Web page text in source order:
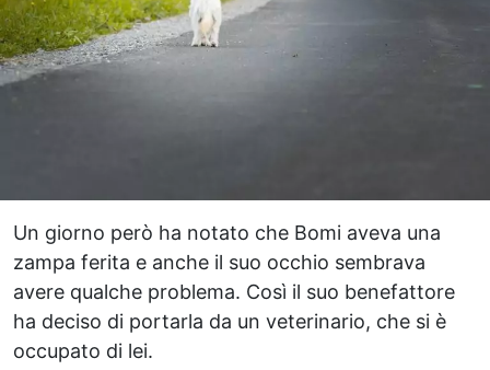
Un giorno però ha notato che Bomi aveva una
zampa ferita e anche il suo occhio sembrava
avere qualche problema. Così il suo benefattore
ha deciso di portarla da un veterinario, che si è
occupato di lei.